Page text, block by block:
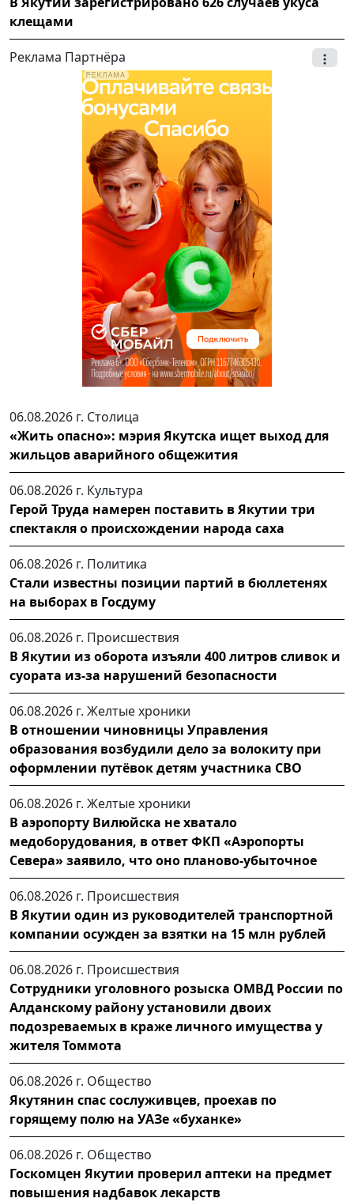
клещами
Реклама Партнёра
06.08.2026 г. Столица
«Жить опасно»: мэрия Якутска ищет выход для
жильцов аварийного общежития
06.08.2026 г. Культура
Герой Труда намерен поставить в Якутии три
спектакля о происхождении народа саха
06.08.2026 г. Политика
Стали известны позиции партий в бюллетенях
на выборах в Госдуму
06.08.2026 г. Происшествия
В Якутии из оборота изъяли 400 литров сливок и
суората из-за нарушений безопасности
06.08.2026 г. Желтые хроники
В отношении чиновницы Управления
образования возбудили дело за волокиту при
оформлении путёвок детям участника СВО
06.08.2026 г. Желтые хроники
В аэропорту Вилюйска не хватало
медоборудования, в ответ ФКП «Аэропорты
Севера» заявило, что оно планово-убыточное
06.08.2026 г. Происшествия
В Якутии один из руководителей транспортной
компании осужден за взятки на 15 млн рублей
06.08.2026 г. Происшествия
Сотрудники уголовного розыска ОМВД России по
Алданскому району установили двоих
подозреваемых в краже личного имущества у
жителя Томмота
06.08.2026 г. Общество
Якутянин спас сослуживцев, проехав по
горящему полю на УАЗе «буханке»
06.08.2026 г. Общество
Госкомцен Якутии проверил аптеки на предмет
повышения надбавок лекарств